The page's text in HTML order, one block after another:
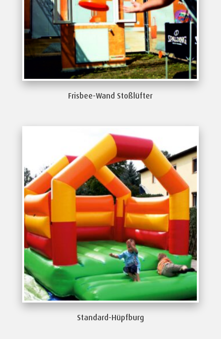
Frisbee-Wand Stoßlüfter
Standard-Hüpfburg